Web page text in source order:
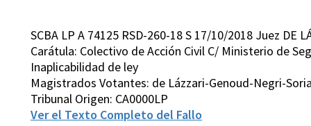
SCBA LP A 74125 RSD-260-18 S 17/10/2018 Juez DE
Carátula: Colectivo de Acción Civil C/ Ministerio de
Inaplicabilidad de ley
Magistrados Votantes: de Lázzari-Genoud-Negri-
Tribunal Origen: CA0000LP
Ver el Texto Completo del Fallo